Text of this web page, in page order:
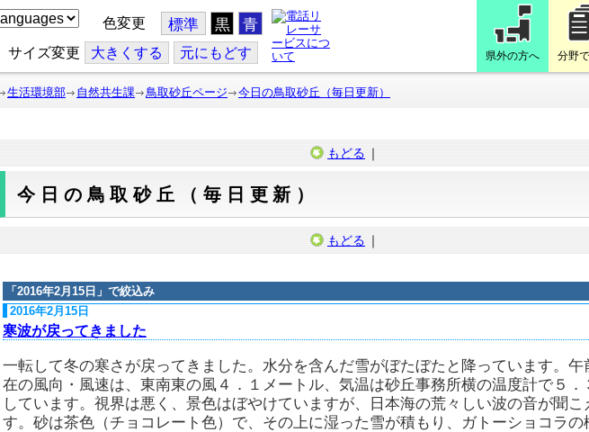
色変更 標準 黒 青
サイズ変更 大きくする 元にもどす 県外の方へ 分野
生活環境部 自然共生課 鳥取砂丘ページ 今日の鳥取砂丘（毎日更新）
もどる ｜
今日の鳥取砂丘（毎日更新）
もどる ｜
「 2016年2月15日 」で絞込み
2016年2月15日
寒波が戻ってきました
一転して冬の寒さが戻ってきました。水分を含んだ雪がぼたぼたと降っています。午
在の風向・風速は、東南東の風４．１メートル、気温は砂丘事務所横の温度計で５．
しています。視界は悪く、景色はぼやけていますが、日本海の荒々しい波の音が聞こ
す。砂は茶色（チョコレート色）で、その上に湿った雪が積もり、ガトーショコラの